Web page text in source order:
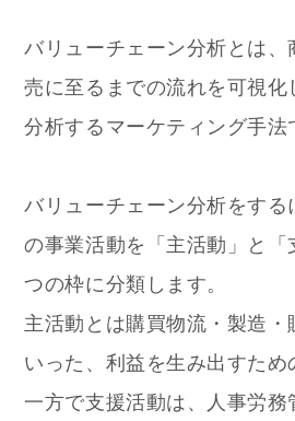
バリューチェーン分析とは、
売に至るまでの流れを可視化
分析するマーケティング手法
バリューチェーン分析をする
の事業活動を「主活動」と「
つの枠に分類します。
主活動とは購買物流・製造・
いった、利益を生み出すため
一方で支援活動は、人事労務